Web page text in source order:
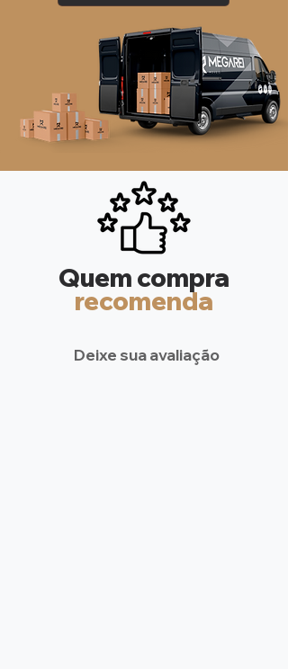
Quem compra
recomenda
Deixe sua avaliação